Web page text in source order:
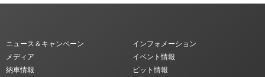
ニュース＆キャンペーン
インフォメーション
メディア
イベント情報
納車情報
ピット情報